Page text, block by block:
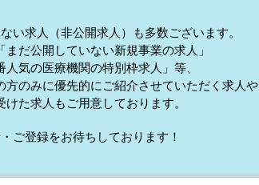
い求人（非公開求人）も多数ございます。
まだ公開していない新規事業の求人」
人気の医療機関の特別枠求人」等、
方のみに優先的にご紹介させていただく求人や
けた求人もご用意しております。
ご登録をお待ちしております！